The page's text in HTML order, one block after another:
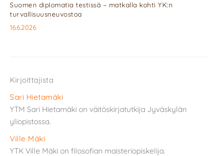
Suomen diplomatia testissä – matkalla kohti YK:n
turvallisuusneuvostoa
16.6.2026
Kirjoittajista
Sari Hietamäki
YTM Sari Hietamäki on väitöskirjatutkija Jyväskylän
yliopistossa.
Ville Mäki
YTK Ville Mäki on filosofian maisteriopiskelija.